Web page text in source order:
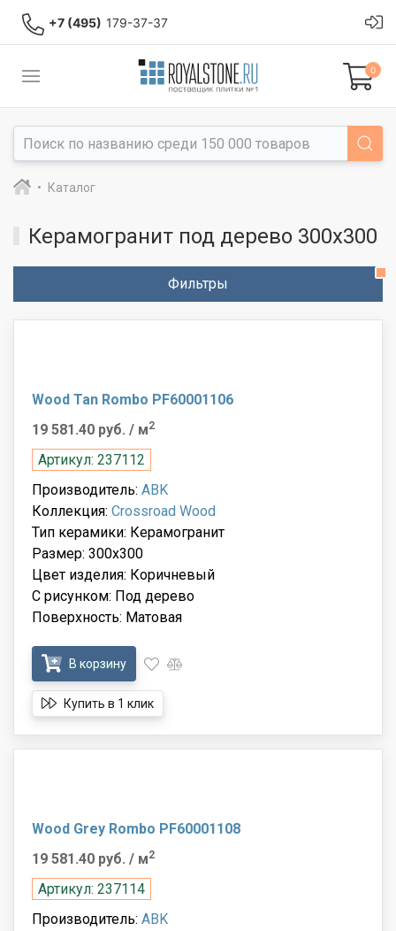
+7 (495) 179-37-37
0
Каталог
Керамогранит под дерево 300x300
Фильтры
Wood Tan Rombo PF60001106
19 581.40 руб. / м2
Артикул: 237112
Производитель: ABK
Коллекция: Crossroad Wood
Тип керамики: Керамогранит
Размер: 300x300
Цвет изделия: Коричневый
С рисунком: Под дерево
Поверхность: Матовая
В корзину
Купить в 1 клик
Wood Grey Rombo PF60001108
19 581.40 руб. / м2
Артикул: 237114
Производитель: ABK